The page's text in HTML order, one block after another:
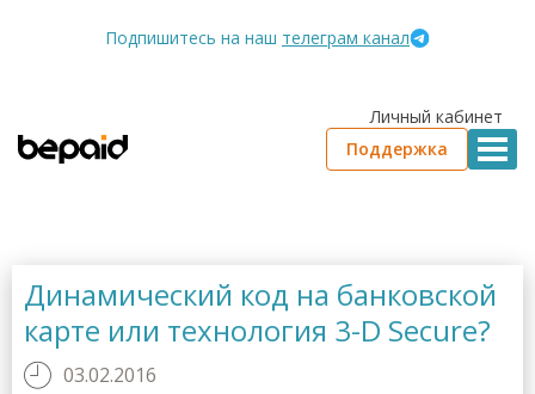
Подпишитесь на наш телеграм канал
Поддержка
Личный кабинет
Динамический код на банковской
карте или технология 3-D Secure?
03.02.2016